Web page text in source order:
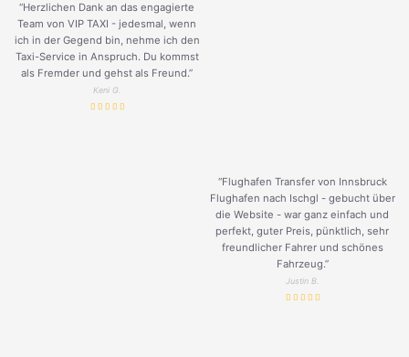
“Herzlichen Dank an das engagierte
Team von VIP TAXI - jedesmal, wenn
ich in der Gegend bin, nehme ich den
Taxi-Service in Anspruch. Du kommst
als Fremder und gehst als Freund.”
Keni G.
“Flughafen Transfer von Innsbruck
Flughafen nach Ischgl - gebucht über
die Website - war ganz einfach und
perfekt, guter Preis, pünktlich, sehr
freundlicher Fahrer und schönes
Fahrzeug.”
Justin B.